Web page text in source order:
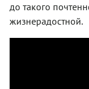
до такого
жизнерадостной.